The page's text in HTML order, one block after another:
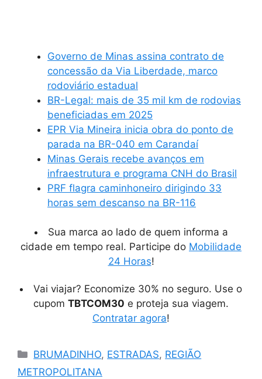
Governo de Minas assina contrato de
concessão da Via Liberdade, marco
rodoviário estadual
BR-Legal: mais de 35 mil km de rodovias
beneficiadas em 2025
EPR Via Mineira inicia obra do ponto de
parada na BR-040 em Carandaí
Minas Gerais recebe avanços em
infraestrutura e programa CNH do Brasil
PRF flagra caminhoneiro dirigindo 33
horas sem descanso na BR-116
Sua marca ao lado de quem informa a
cidade em tempo real. Participe do Mobilidade
24 Horas!
Vai viajar? Economize 30% no seguro. Use o
cupom TBTCOM30 e proteja sua viagem.
Contratar agora!
Categorias
BRUMADINHO, ESTRADAS, REGIÃO
METROPOLITANA